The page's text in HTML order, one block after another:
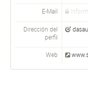
E-Mail
Dirección del
perfil
Web